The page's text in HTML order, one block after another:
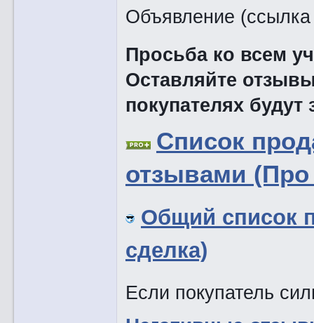
Объявление (ссылка
Просьба ко всем
Оставляйте
покупателях
Список
отзывами (Про
Общий список
сделка)
Если покупатель